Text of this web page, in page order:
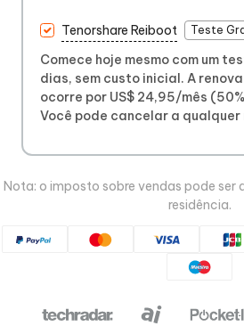
Tenorshare Reiboot Teste
Comece hoje mesmo com um
dias, sem custo inicial. A
ocorre por US$ 24,95/mês
Você pode cancelar a qualquer
Nota: o imposto sobre vendas pode ser
residência.